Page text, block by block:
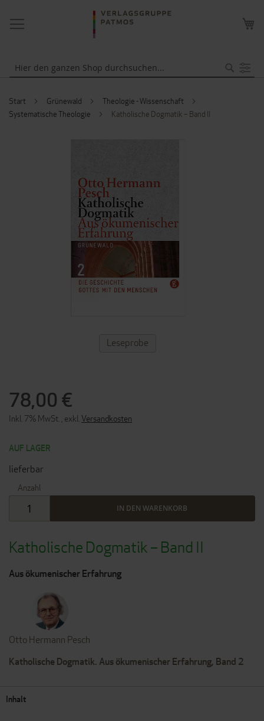
NAVIGATION
UMSCHALTEN
Start Grünewald
Theologie - Wissenschaft
Systematische Theologie
Katholische Dogmatik – Band II
Katholische Dogmatik – Band II
Aus ökumenischer Erfahrung
Otto Hermann Pesch
Katholische Dogmatik. Aus ökumenischer Erfahrung, Band 2
78,00 €
Inkl. 7% MwSt. exkl. Versandkosten
AUF LAGER
lieferbar
Anzahl
IN DEN WARENKORB
SPRINGEN
ZUM
ANFANG
Leseprobe
Inhalt